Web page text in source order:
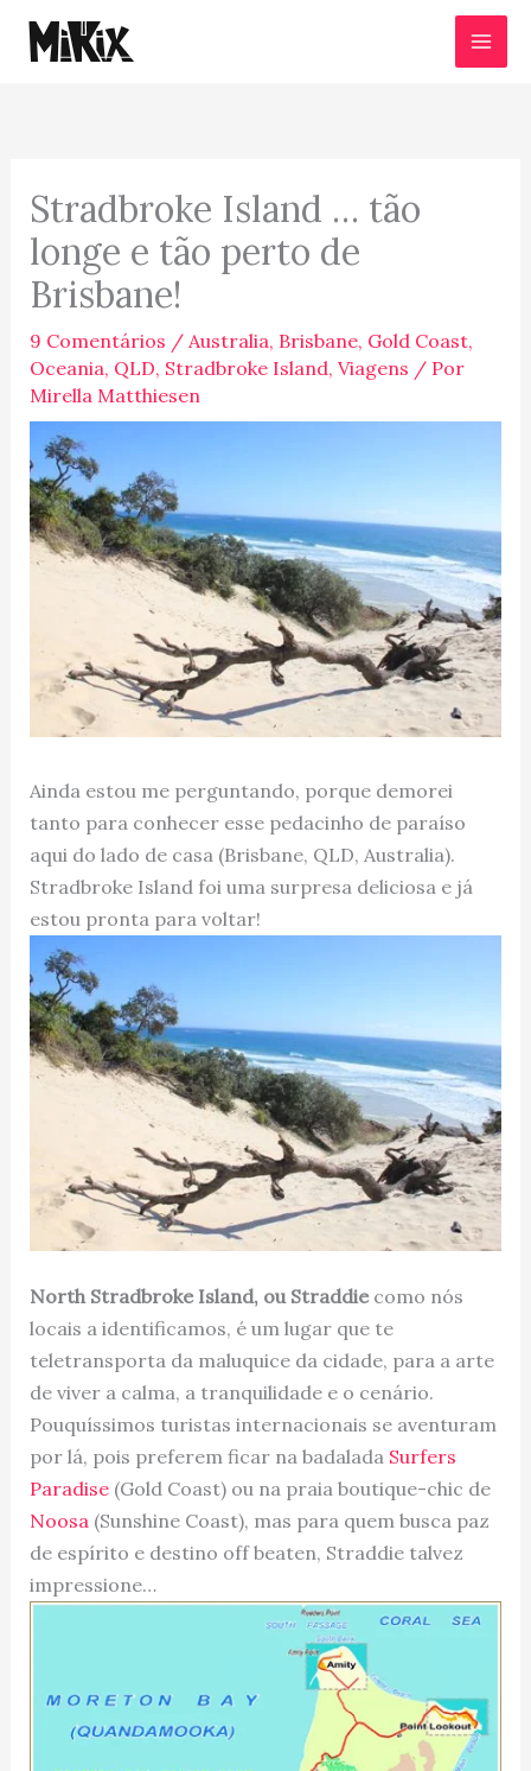
para
Stradbroke Island … tão
longe e tão perto de
Brisbane!
9 Comentários / Australia, Brisbane, Gold Coast,
Oceania, QLD, Stradbroke Island, Viagens / Por
Mirella Matthiesen
Ainda estou me perguntando, porque demorei
tanto para conhecer esse pedacinho de paraíso
aqui do lado de casa (Brisbane, QLD, Australia).
Stradbroke Island foi uma surpresa deliciosa e já
estou pronta para voltar!
North Stradbroke Island, ou Straddie como nós
locais a identificamos, é um lugar que te
teletransporta da maluquice da cidade, para a arte
de viver a calma, a tranquilidade e o cenário.
Pouquíssimos turistas internacionais se aventuram
por lá, pois preferem ficar na badalada Surfers
Paradise(Gold Coast) ou na praia boutique-chic de
Noosa (Sunshine Coast), mas para quem busca paz
de espírito e destino off beaten, Straddie talvez
impressione…